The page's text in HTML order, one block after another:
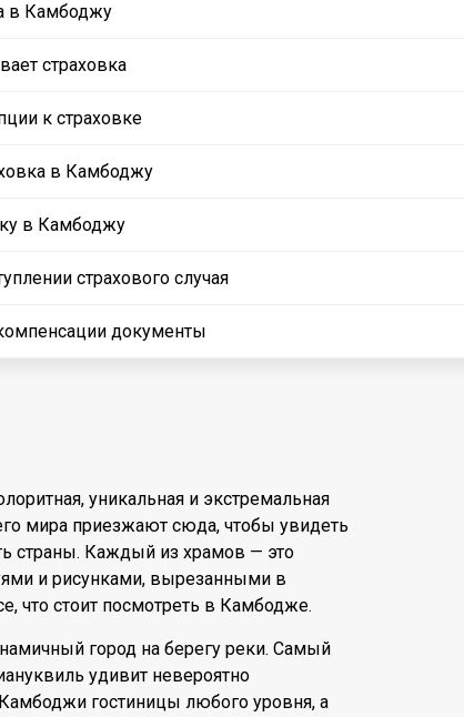
в Камбоджу
страховка
к страховке
в Камбоджу
в Камбоджу
страхового случая
документы
уникальная и экстремальная
мира приезжают сюда, чтобы увидеть
страны. Каждый из храмов — это
и рисунками, вырезанными в
что стоит посмотреть в Камбодже.
город на берегу реки. Самый
удивит невероятно
гостиницы любого уровня, а